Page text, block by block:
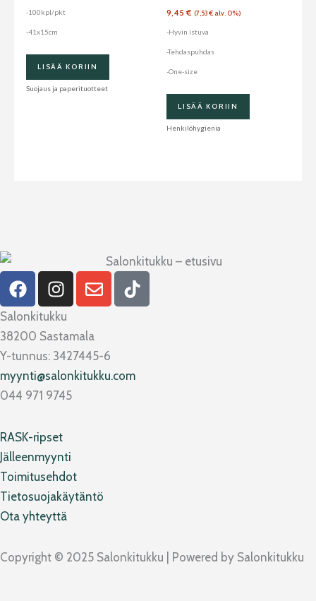
-100kpl/pkt
-41x15cm
LISÄÄ KORIIN
Suojaus ja paperituotteet
9,45€ (7,53€ alv. 0%)
-Hyvin istuva
-Tehdaspuhdas
-One-size
LISÄÄ KORIIN
Henkilöhygienia
F
a
c
e
b
o
o
k
I
n
s
t
a
g
r
a
E
n
e
l
o
p
T
i
Salonkitukku
38200 Sastamala
Y-tunnus: 3427445-6
myynti@salonkitukku.com
044 971 9745
RASK-ripset
Jälleenmyynti
Toimitusehdot
Tietosuojakäytäntö
Ota yhteyttä
Copyright © 2025 Salonkitukku | Powered by Salonkitukku